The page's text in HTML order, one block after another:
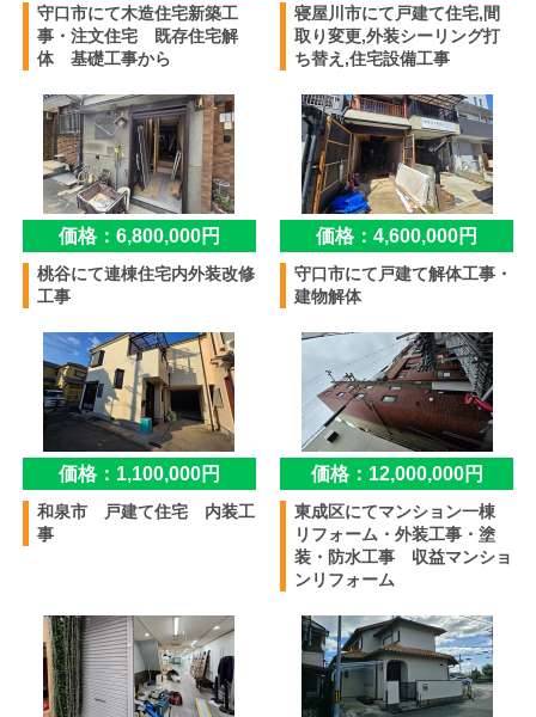
守口市にて木造住宅新築工
事・注文住宅 既存住宅解
体 基礎工事から
寝屋川市にて戸建て住宅,間
取り変更,外装シーリング打
ち替え,住宅設備工事
価格：6,800,000円
桃谷にて連棟住宅内外装改修
工事
価格：4,600,000円
守口市にて戸建て解体工事・
建物解体
価格：1,100,000円
和泉市 戸建て住宅 内装工
事
価格：12,000,000円
東成区にてマンション一棟
リフォーム・外装工事・塗
装・防水工事 収益マンショ
ンリフォーム